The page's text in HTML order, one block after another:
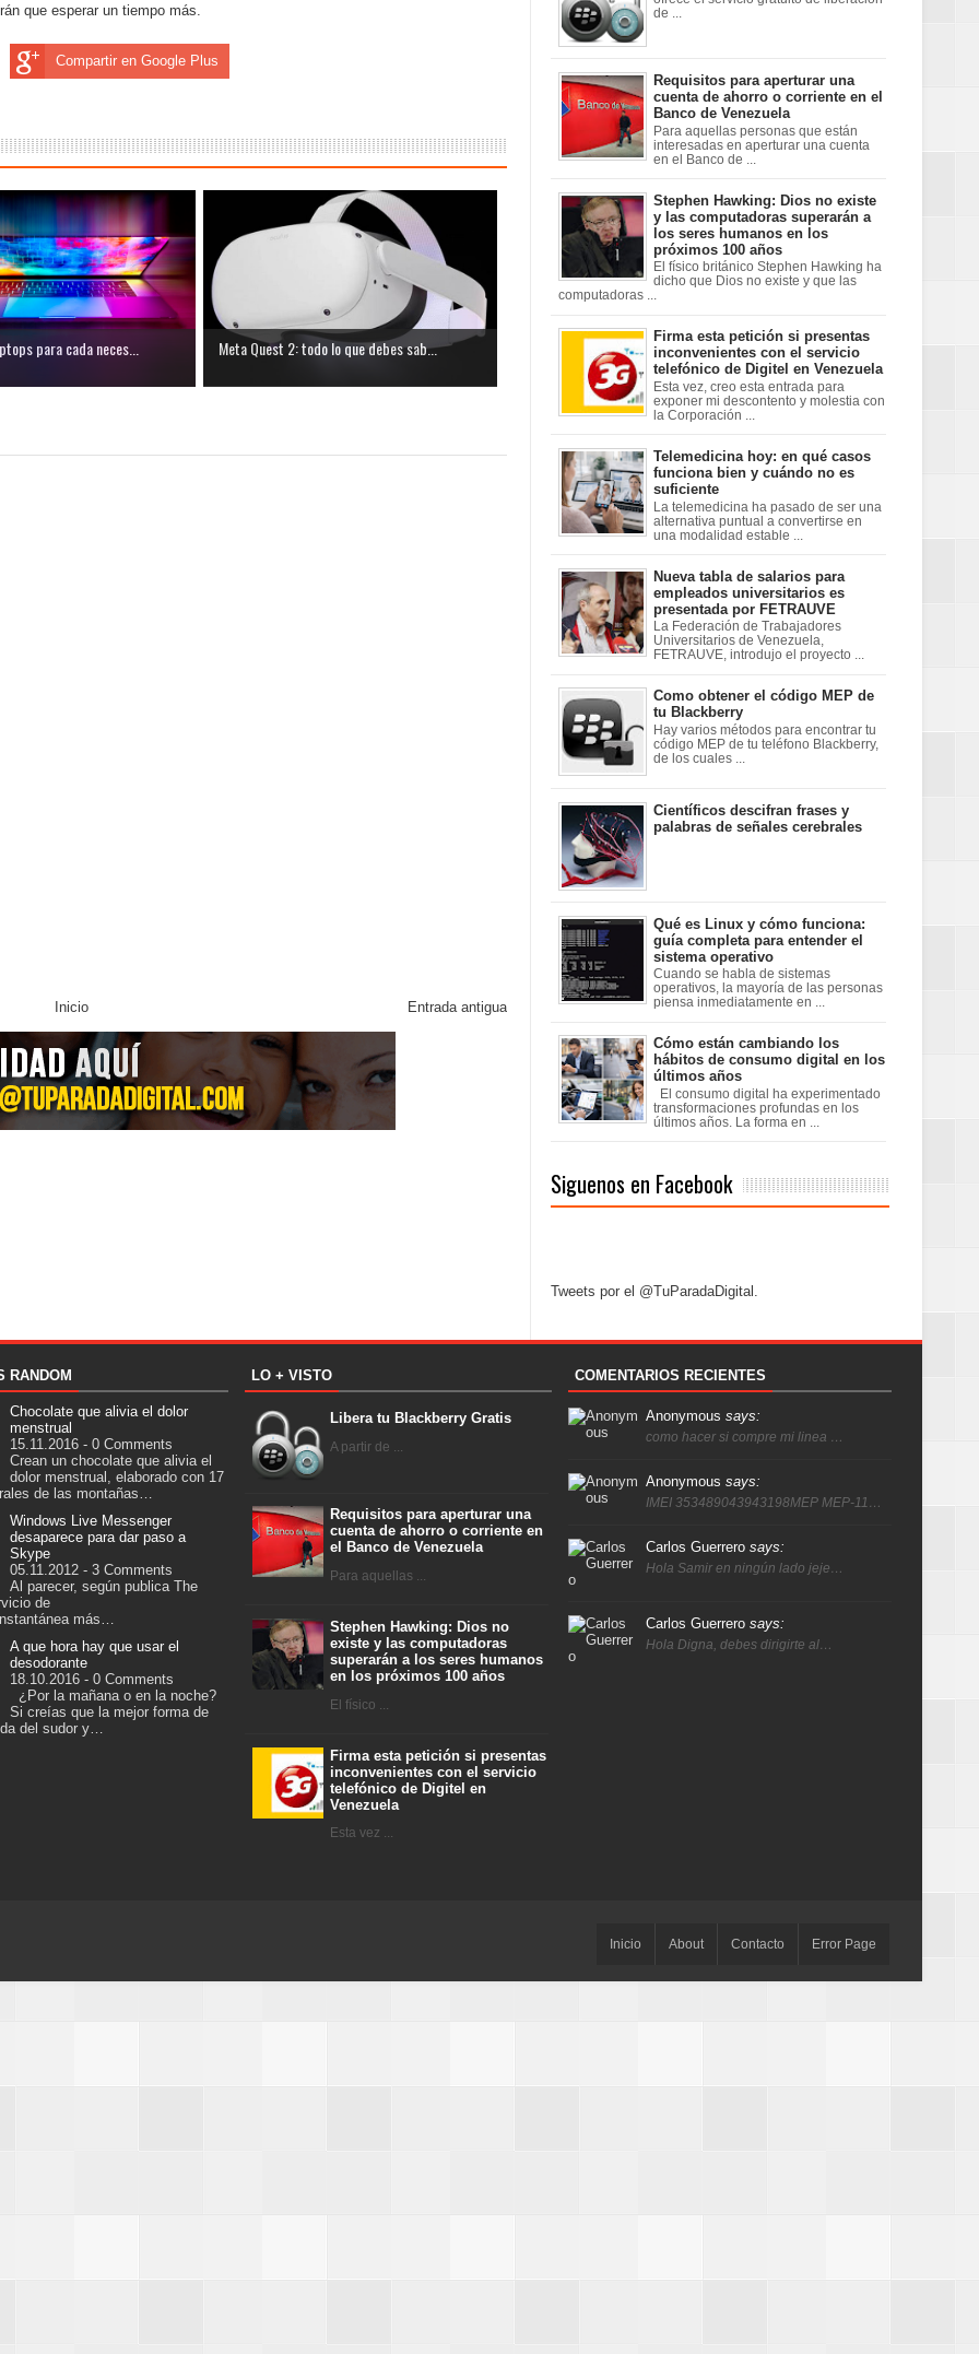
y cómo los utilizan
de consumo digital en los últimos años
que esperar un tiempo más.
Compartir en Google Plus
para cada neces... Meta Quest 2: todo lo que debes sab...
Entrada antigua
Inicio
de ...
Requisitos para aperturar una
cuenta de ahorro o corriente en el
Banco de Venezuela
Para aquellas personas que están
interesadas en aperturar una cuenta
en el Banco de ...
Stephen Hawking: Dios no existe
y las computadoras superarán a
los seres humanos en los
próximos 100 años
El físico británico Stephen Hawking ha
dicho que Dios no existe y que las
computadoras ...
Firma esta petición si presentas
inconvenientes con el servicio
telefónico de Digitel en Venezuela
Esta vez, creo esta entrada para
exponer mi descontento y molestia con
la Corporación ...
Telemedicina hoy: en qué casos
funciona bien y cuándo no es
suficiente
La telemedicina ha pasado de ser una
alternativa puntual a convertirse en
una modalidad estable ...
Nueva tabla de salarios para
empleados universitarios es
presentada por FETRAUVE
La Federación de Trabajadores
Universitarios de Venezuela,
FETRAUVE, introdujo el proyecto ...
Como obtener el código MEP de
tu Blackberry
Hay varios métodos para encontrar tu
código MEP de tu teléfono Blackberry,
de los cuales ...
Científicos descifran frases y
palabras de señales cerebrales
Qué es Linux y cómo funciona:
guía completa para entender el
sistema operativo
Cuando se habla de sistemas
operativos, la mayoría de las personas
piensa inmediatamente en ...
Cómo están cambiando los
hábitos de consumo digital en los
últimos años
El consumo digital ha experimentado
transformaciones profundas en los
últimos años. La forma en ...
Siguenos en Facebook
Tweets por el @TuParadaDigital.
RANDOM
Chocolate que alivia el dolor
menstrual
15.11.2016 - 0 Comments
Crean un chocolate que alivia el
dolor menstrual, elaborado con 17
de las montañas…
Windows Live Messenger
desaparece para dar paso a
Skype
05.11.2012 - 3 Comments
Al parecer, según publica The
de
más…
A que hora hay que usar el
desodorante
18.10.2016 - 0 Comments
¿Por la mañana o en la noche?
Si creías que la mejor forma de
del sudor y…
LO + VISTO
Libera tu Blackberry Gratis
A partir de ...
Requisitos para aperturar una
cuenta de ahorro o corriente en
el Banco de Venezuela
Para aquellas ...
Stephen Hawking: Dios no
existe y las computadoras
superarán a los seres humanos
en los próximos 100 años
El físico ...
Firma esta petición si presentas
inconvenientes con el servicio
telefónico de Digitel en
Venezuela
Esta vez ...
COMENTARIOS RECIENTES
Anonymous says:
como hacer si compre mi linea …
Anonymous says:
IMEI 353489043943198MEP MEP-11…
Carlos Guerrero says:
Hola Samir en ningún lado jeje…
Carlos Guerrero says:
Hola Digna, debes dirigirte al…
Inicio About Contacto Error Page